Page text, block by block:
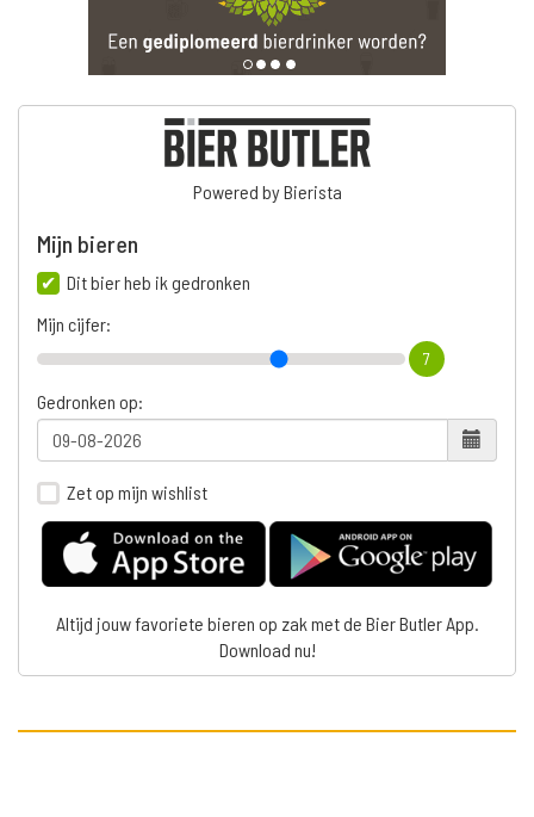
Powered by Bierista
Mijn bieren
Dit bier heb ik gedronken
Mijn cijfer:
7
Gedronken op:
Zet op mijn wishlist
Altijd jouw favoriete bieren op zak met de Bier Butler App.
Download nu!